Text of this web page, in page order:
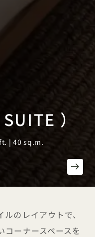
）
| 40 sq.m.
のレイアウトで、
コーナースペースを